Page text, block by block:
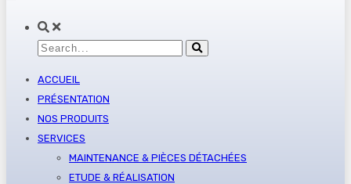
ACCUEIL
PRÉSENTATION
NOS PRODUITS
SERVICES
MAINTENANCE & PIÈCES DÉTACHÉES
ETUDE & RÉALISATION